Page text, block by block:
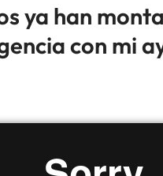
ya han
con mi